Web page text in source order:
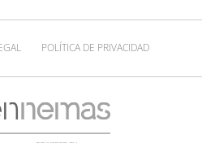
POLÍTICA DE PRIVACIDAD